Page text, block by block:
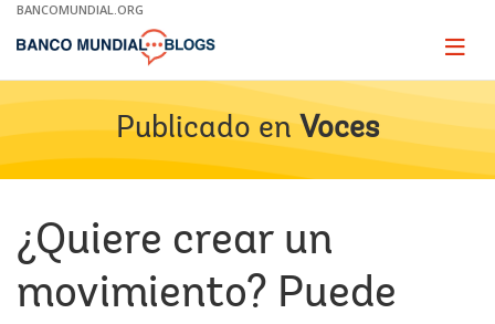
Skip
Main
BANCOMUNDIAL.ORG
Page
Publicado en Voces
¿Quiere crear un
movimiento? Puede